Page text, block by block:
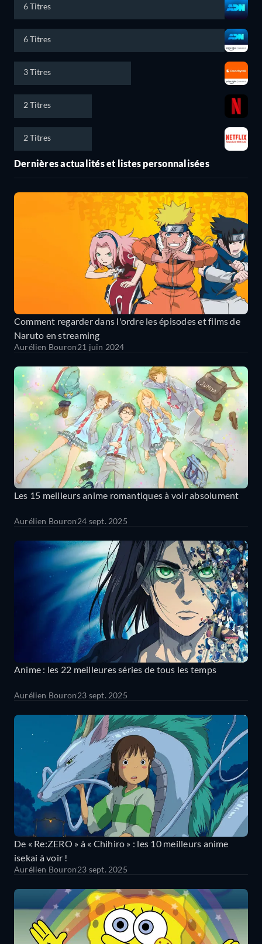
6 Titres
6 Titres
3 Titres
2 Titres
2 Titres
Dernières actualités et listes personnalisées
Comment regarder dans l'ordre les épisodes et films de
Naruto en streaming
Aurélien Bouron21 juin 2024
Les 15 meilleurs anime romantiques à voir absolument
Aurélien Bouron24 sept. 2025
Anime : les 22 meilleures séries de tous les temps
Aurélien Bouron23 sept. 2025
De « Re:ZERO » à « Chihiro » : les 10 meilleurs anime
isekai à voir !
Aurélien Bouron23 sept. 2025